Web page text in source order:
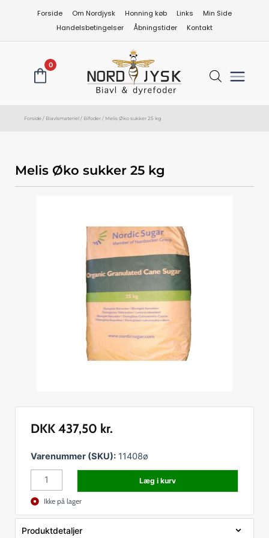
Forside Om Nordjysk Honning køb Links
Min Side
Handelsbetingelser
Åbningstider Kontakt
0
Forside / Biavlsmateriel / Bifoder / Melis Øko sukker 25 kg
Melis Øko sukker 25 kg
DKK 437,50 kr.
Varenummer (SKU):11408ø
Melis
Øko
sukker
25
kg
antal
Læg i kurv
Ikke på lager
Produktdetaljer